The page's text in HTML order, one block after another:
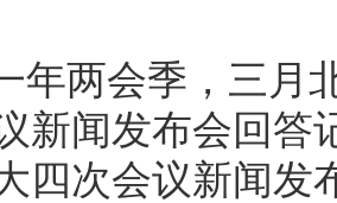
年两会季，三月
新闻发布会回答
四次会议新闻发